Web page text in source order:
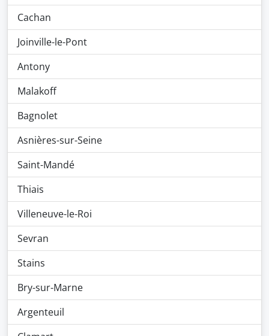
Cachan
Joinville-le-Pont
Antony
Malakoff
Bagnolet
Asnières-sur-Seine
Saint-Mandé
Thiais
Villeneuve-le-Roi
Sevran
Stains
Bry-sur-Marne
Argenteuil